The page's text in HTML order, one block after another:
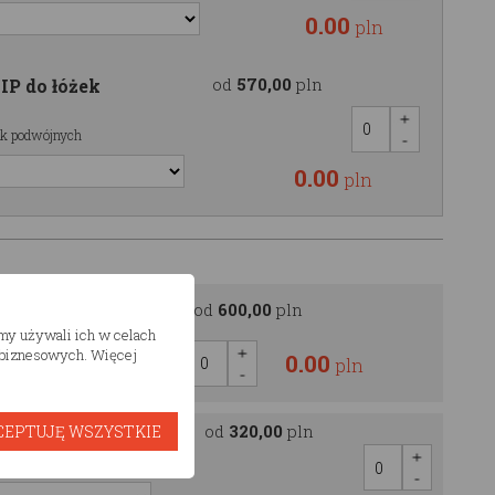
0.00 pln
do łóżek
podwójnych
od 570,00 pln
0.00 pln
od 600,00 pln
0.00 pln
od 320,00 pln
używali ich w celach
Więcej
WSZYSTKIE